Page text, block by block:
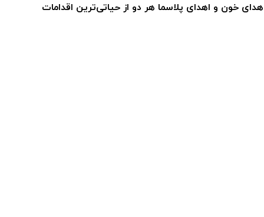
خون و اهدای پلاسما هر دو از حیاتی‌ترین اقدامات